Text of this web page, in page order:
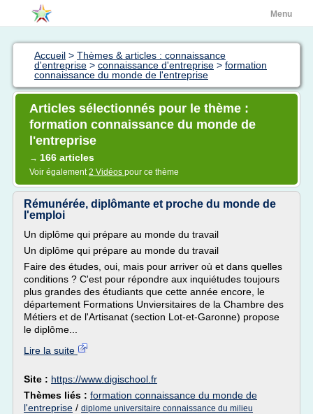
Menu
Accueil > Thèmes & articles : connaissance
d'entreprise > connaissance d'entreprise > formation
connaissance du monde de l'entreprise
Articles sélectionnés pour le thème :
formation connaissance du monde de
l'entreprise
→ 166 articles
Voir également2 Vidéos pour ce thème
Rémunérée, diplômante et proche du monde de
l'emploi
Un diplôme qui prépare au monde du travail
Un diplôme qui prépare au monde du travail
Faire des études, oui, mais pour arriver où et dans quelles
conditions ? C'est pour répondre aux inquiétudes toujours
plus grandes des étudiants que cette année encore, le
département Formations Unviersitaires de la Chambre des
Métiers et de l'Artisanat (section Lot-et-Garonne) propose
le diplôme...
Lire la suite
Site : https://www.digischool.fr
Thèmes liés : formation connaissance du monde de
l'entreprise / diplome universitaire connaissance du milieu